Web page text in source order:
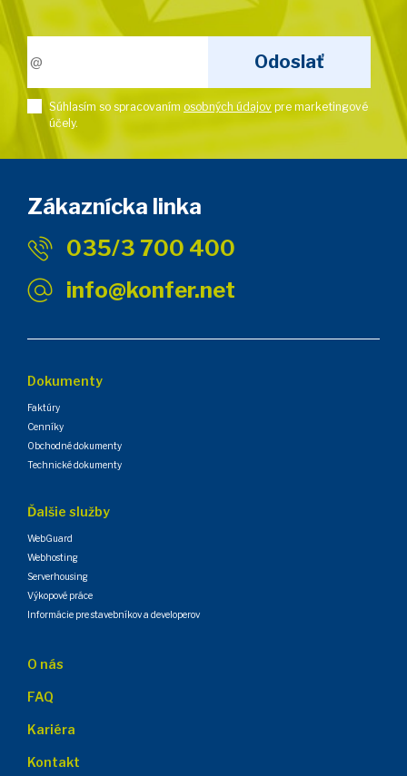
Súhlasím so spracovaním osobných údajov pre marketingové
účely.
Zákaznícka linka
035/3 700 400
info@konfer.net
Dokumenty
Faktúry
Cenníky
Obchodné dokumenty
Technické dokumenty
Ďalšie služby
WebGuard
Webhosting
Serverhousing
Výkopové práce
Informácie pre stavebníkov a developerov
O nás
FAQ
Kariéra
Kontakt